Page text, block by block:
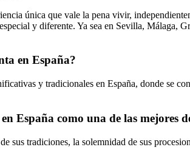
única que vale la pena vivir,
y diferente. Ya sea en Sevilla, Málaga,
en España?
y tradicionales en España, donde se
España como una de las mejores
sus tradiciones, la solemnidad de sus